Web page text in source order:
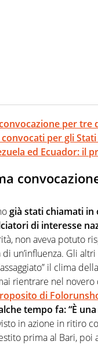
per tre
per gli
ed Ecuador: il
già stati chiamati in
di interesse
non aveva potuto
un’influenza. Gli
il clima
rientrare nel
di
tempo fa: “È
in azione in ritiro
prima al Bari, poi